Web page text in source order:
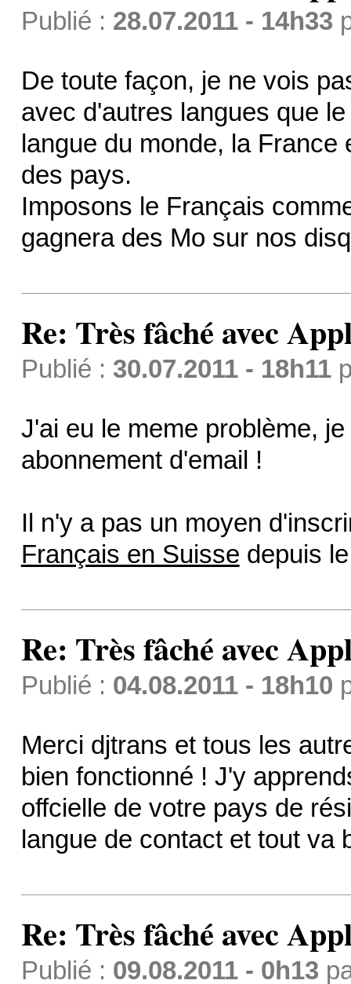
Publié : 28.07.2011 - 14h33
De toute façon, je ne vois
avec d'autres langues que
langue du monde, la
des pays.
Imposons le Français
gagnera des Mo sur nos
Re: Très fâché avec
Publié : 30.07.2011 - 18h11
J'ai eu le meme problème,
abonnement d'email !
Il n'y a pas un moyen
Français en Suisse depuis
Re: Très fâché avec
Publié : 04.08.2011 - 18h10
Merci djtrans et tous les
bien fonctionné ! J'y
offcielle de votre pays de
langue de contact et tout va
Re: Très fâché avec
Publié : 09.08.2011 - 0h13